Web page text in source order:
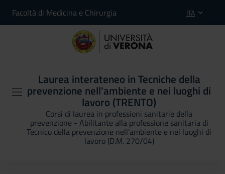
Facoltà di Medicina e Chirurgia ITA
Laurea interateneo in Tecniche della
prevenzione nell'ambiente e nei luoghi di
lavoro (TRENTO)
Corsi di laurea in professioni sanitarie della
prevenzione - Abilitante alla professione sanitaria di
Tecnico della prevenzione nell'ambiente e nei luoghi di
lavoro (D.M. 270/04)